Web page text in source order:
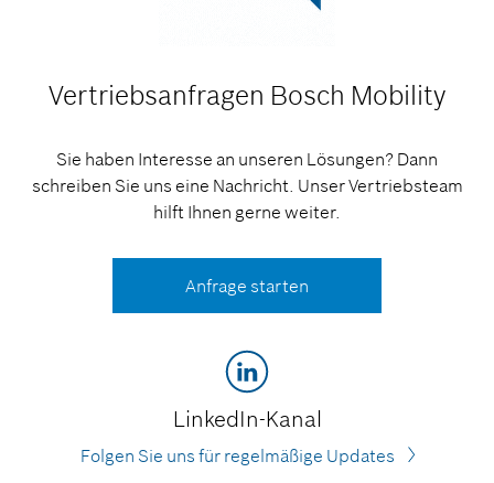
Vertriebsanfragen Bosch Mobility
Sie haben Interesse an unseren Lösungen? Dann
schreiben Sie uns eine Nachricht. Unser Vertriebsteam
hilft Ihnen gerne weiter.
Anfrage starten
LinkedIn-Kanal
Folgen Sie uns für regelmäßige Updates